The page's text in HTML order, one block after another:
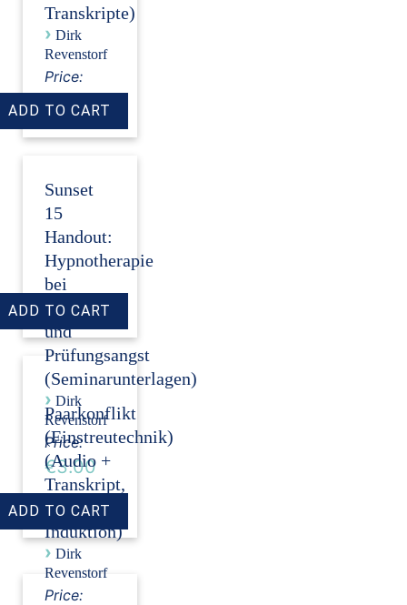
Transkripte)
› Dirk
Revenstorf
Price:
€18.00
Sunset
15
Handout:
Hypnotherapie
bei
Auftritts-
und
Prüfungsangst
(Seminarunterlagen)
› Dirk
Revenstorf
Price:
€3.00
Paarkonflikt
(Einstreutechnik)
(Audio +
Transkript,
ohne
Induktion)
› Dirk
Revenstorf
Price: